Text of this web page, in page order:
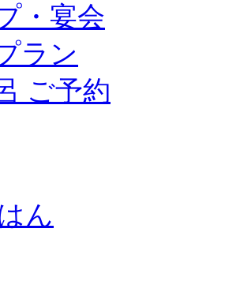
・宴会
ラン
ご予約
ん